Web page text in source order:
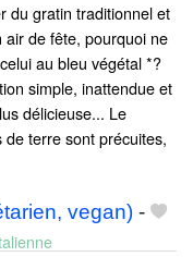
du gratin traditionnel et
air de fête, pourquoi ne
au bleu végétal *?
simple, inattendue et
délicieuse... Le
terre sont précuites,
vegan) -